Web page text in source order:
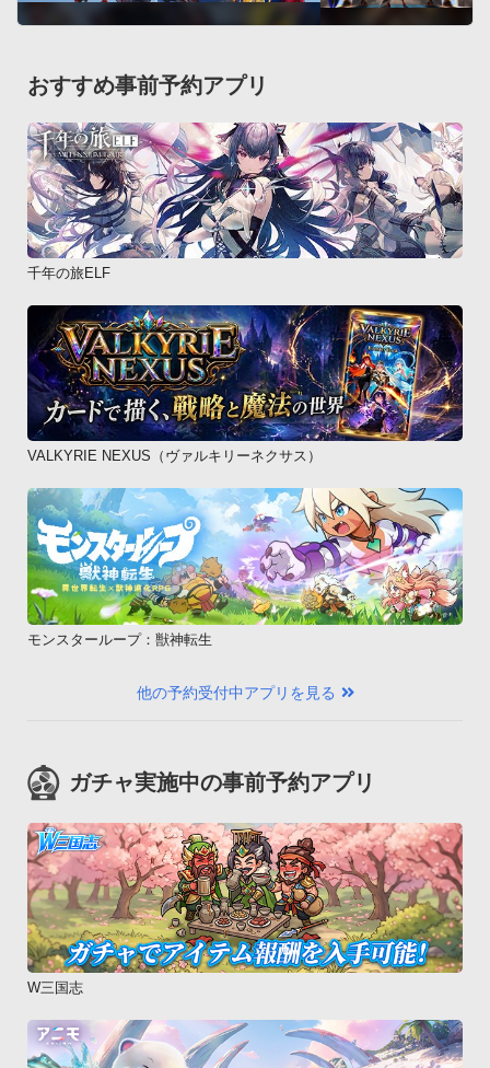
・テキスト
第1章　憲法
・4択学習ゲーム○ドコモゼミ 資格　行政書士　テキスト編（民
法）
・テキスト
第2章　民法
・早押し学習ゲーム○ドコモゼミ 資格　行政書士　テキスト編
（行政法）模試付
第3章　行政法
・模擬試験○ドコモゼミ 資格　行政書士　テキスト編（商法・
基礎法学）
・テキスト
第4章　その他法令
・模擬試験○対象：資格取得を目指す方
○対応OS/動作確認機種　はこちらからご確認下さい。
http://docomo-zemi.com/s/application/supportlist/index.html◆
バージョンアップ情報
・テキストを指でめくれるように改善しました。◆ご注意事項
・アプリのダウンロードには、別途パケット通信料がかかりま
す。パケット通信料が高額になる可能性がありますので、安心
を強くお勧めいたします。
・本アプリダウンロード後のキャンセルについては、本アプリ
・お客様が未成年の場合は、事前に親権者等の法定代理人の同
意を得た上でご利用ください。◆重要事項
本サービスはドコモゼミサービス利用規約に基づき提供されま
す。事前に利用規約の内容を確認のうえ、ご利用ください。
利用規約は以下のページから確認できます。
http://docomo-zemi.com/kiyaku/
おすすめ事前予約アプリ
千年の旅ELF
VALKYRIE NEXUS（ヴァルキリーネクサス）
モンスターループ：獣神転生
他の予約受付中アプリを見る
ガチャ実施中の事前予約アプリ
W三国志